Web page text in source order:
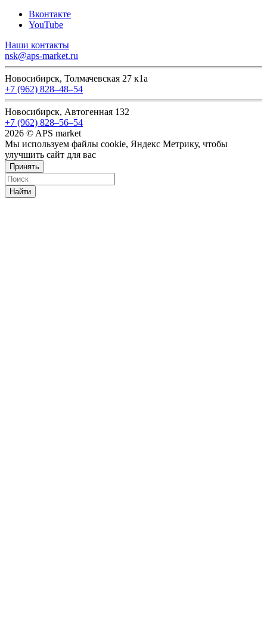
Вконтакте
YouTube
Наши контакты
nsk@aps-market.ru
Новосибирск, Толмачевская 27 к1а
+7 (962) 828‒48‒54
Новосибирск, Автогенная 132
+7 (962) 828‒56‒54
2026 © APS market
Мы используем файлы cookie, Яндекс Метрику, чтобы
улучшить сайт для вас
Принять
Найти